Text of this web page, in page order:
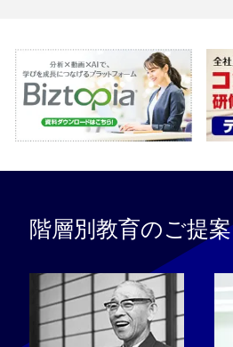
階層別教育のご提案